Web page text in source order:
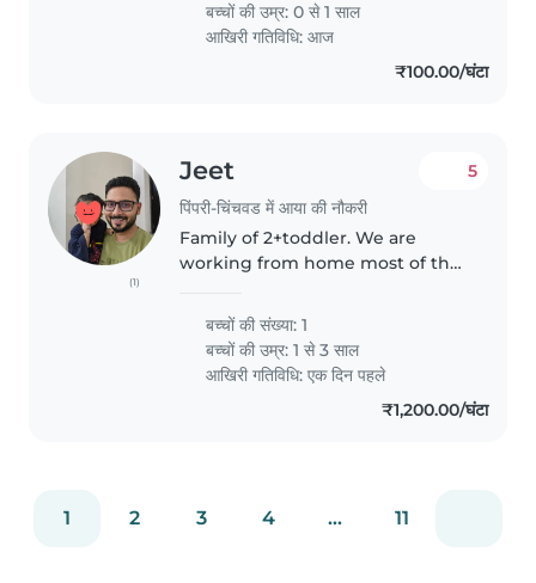
बच्चों की उम्र:0 से 1 साल
आखिरी गतिविधि: आज
₹100.00/घंटा
(1)
Jeet
पिंपरी-चिंचवड में आया की नौकरी
5
Family of 2+toddler. We are
working from home most of the
1year 9 month old daughter. The
nanny should be energetic and
young because our daughter is..
बच्चों की संख्या: 1
बच्चों की उम्र:1 से 3 साल
आखिरी गतिविधि: एक दिन पहले
₹1,200.00/घंटा
1 2 3 4 ... 11